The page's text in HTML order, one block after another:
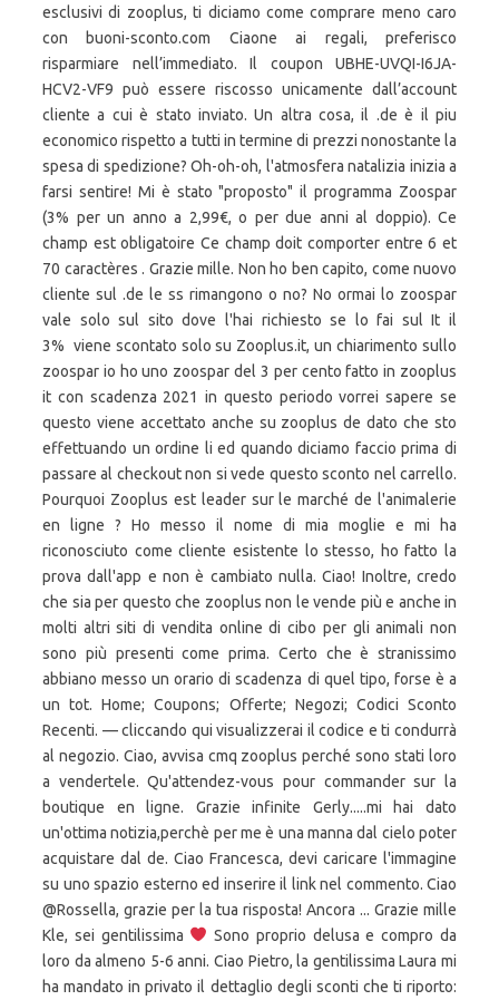
esclusivi di zooplus, ti diciamo come comprare meno caro
con buoni-sconto.com Ciaone ai regali, preferisco
risparmiare nell’immediato. Il coupon UBHE-UVQI-I6JA-
HCV2-VF9 può essere riscosso unicamente dall’account
cliente a cui è stato inviato. Un altra cosa, il .de è il piu
economico rispetto a tutti in termine di prezzi nonostante la
spesa di spedizione? Oh-oh-oh, l'atmosfera natalizia inizia a
farsi sentire! Mi è stato "proposto" il programma Zoospar
(3% per un anno a 2,99€, o per due anni al doppio). Ce
champ est obligatoire Ce champ doit comporter entre 6 et
70 caractères . Grazie mille. Non ho ben capito, come nuovo
cliente sul .de le ss rimangono o no? No ormai lo zoospar
vale solo sul sito dove l'hai richiesto se lo fai sul It il
3% viene scontato solo su Zooplus.it, un chiarimento sullo
zoospar io ho uno zoospar del 3 per cento fatto in zooplus
it con scadenza 2021 in questo periodo vorrei sapere se
questo viene accettato anche su zooplus de dato che sto
effettuando un ordine li ed quando diciamo faccio prima di
passare al checkout non si vede questo sconto nel carrello.
Pourquoi Zooplus est leader sur le marché de l'animalerie
en ligne ? Ho messo il nome di mia moglie e mi ha
riconosciuto come cliente esistente lo stesso, ho fatto la
prova dall'app e non è cambiato nulla. Ciao! Inoltre, credo
che sia per questo che zooplus non le vende più e anche in
molti altri siti di vendita online di cibo per gli animali non
sono più presenti come prima. Certo che è stranissimo
abbiano messo un orario di scadenza di quel tipo, forse è a
un tot. Home; Coupons; Offerte; Negozi; Codici Sconto
Recenti. — cliccando qui visualizzerai il codice e ti condurrà
al negozio. Ciao, avvisa cmq zooplus perché sono stati loro
a vendertele. Qu'attendez-vous pour commander sur la
boutique en ligne. Grazie infinite Gerly.....mi hai dato
un'ottima notizia,perchè per me è una manna dal cielo poter
acquistare dal de. Ciao Francesca, devi caricare l'immagine
su uno spazio esterno ed inserire il link nel commento. Ciao
@Rossella, grazie per la tua risposta! Ancora ... Grazie mille
Kle, sei gentilissima
Sono proprio delusa e compro da loro da almeno 5-6 anni. Ciao Pietro, la gentilissima Laura mi ha mandato in privato il dettaglio degli sconti che ti riporto: Per chi ha acquistato il calendario di zooplus.de puo' gentilmente dirci che tipo di sconti ci sono nel coupon dettagliatamente mese per mese grazie. De plus, obtenez la livraison gratuite sur votre commande de 49 € ou plus. Dì che quindi sporgi reclamo, anche perché è già accaduto più volte e richiedi esplicitamente il rimborso. Acquista il miglior cibo e accessori per i tuoi animali domestici dal codice sconto Zooplus - Offerte del codice promozionale e sconti dal coupon Zooplus Ami dal tuo animale domestico e trovi un posto dove puoi acquistare il miglior cibo e accessori per animali domestici a prezzi economici. Per ora lo lascio per Tiziana, poi magari stasera edito il commento. Dipende dal regalo che riesci a prendere. di giorni esatto (all'ora e minuto) da quando te l'hanno emesso, chissà. @ Elisa: Anche quello dell'inserimento animali su profilo segnalerei al servizio clienti, però scrivi al sito sul quale era attiva questa promozione. Era sucesso anche a me. @Gerly al momento sto utilizzando una lettiera agglomerante ma sono aperta a consigli su tutti i tipi di lettiere. Alcuni miti da sfatare sul cibo per animali, Valido una sola volta - senza ordine minimo, Valido una sola volta - senza ordine minimo. e lo elimina. Tanti consegnano a prezzi agevolati o gratis sempre e loro l'unica piccola agevolazione che davano al cliente, l'hanno tolta. !Uff che delusione!Comunque l'ordine che mi accingo a fare è di piccolo importo(una 40ina giusto per evitare le spese di spedizione) e vedo di "consumare" un po' di punti!Invierò mail come mi hai consigliato e se sarà il caso creerò nuovo account,perchè con lo Zoospar si risparmia eccome!Grazie per aver segnalato l'umido in omaggio e posso contare sul coupon 10%!!! Ciao. Ciao Nicoletta, chissà, magari proprio perché avevi scritto loro e spiegato la questione dei cap uguali forse avevano fatto un tentativo di sentire i corrieri in proposito, o più probabilmente gli stessi corrieri dopo un primo fermo su tutta la linea sono andati più in dettaglio sulla questione, d'altronde non sei stata di certo l'unica a incorrere in quel problema e chissà quante attività commerciali ecc pur fuori dalla zona rossa si erano ritrovate con spedizioni e consegne bloccate, per cui si saran mossi per chiarire il tutto. ZooPlus was started long back in the year 1999 and has been present in the market for almost fifteen years serving you with the utmost high quality pet food. L'aspirapolvere nuovo: Dyson o Dirt Devil? On-page Analysis, Page Structure, Backlinks, Competitors and Similar Websites. Altro piccolo regalo per i visitatori del mio sito, i codici per avere regalini e sconti con gli acquisti su Zooplus. Collectez des points bonus et échangez-les contre des cadeaux ! !Help me!Grazie! Adresse e-mail . ti scrissi tempo fa per un consiglio su abbinamento secco umido. Ciao Angela, ti aveva risposto la gentilissima el e non io. Ciao il codice 20-escusive (It. Ho una domanda sui siti zooplus con altri domini (.de .fr ecc) Noto che le spese di spedizione ammontano a circa dieci euro. Prova con un indirizzo mail che non è mai stato utilizzato su nessun sito zooplus. Retrouvez tous les tuyaux pour vous occuper au mieux de votre chien, chat et autre compagnon. Volevo far presente che dei milkies selection, che sono adesso in omaggio, non so se per un bug o per loro scelta ne sono riuscita a selezionare 20 scatole x4 in un unico ordine. Zooplus ha pubblicato un avviso che riguarda le consegne: Un'altra possibilità per chi vede di colonie è anche sentire l'ufficio preposto del proprio comune di residenza, qui mi diceva oggi un amico volontario loro stessi in realtà hanno mandato a tutti i referenti delle colonie registrate facsimile dei documenti con cui potersi recare dai mici, Per tutti coloro che hanno animali e dubbi riguardo alle norme vigenti per tutto ciò che può essere necessario per i propri animali appunto, lascio questo link a una pagina dedicata della LAV =>, Ciao! Ciao Max, se vuoi farti intanto un po' di scorta, mi è appena arrivata la newsletter di Paco Petshop che proprio in questi giorni, fino al 31 compreso, fanno lo sconto del 20% su tutto. To buy Zooplus gift vouchers, head to the gift voucher page at zooplus.co.uk; Select the amount you’d like to add to the voucher (these range from £20 to £50). Grazie mille Gerly per le indicazioni!Quindi un codice vale l'altro!Speriamo di non aver problemi con la registrazione!!! Ne copio alcuni qui sotto, ma ne ho tanti, se necessitano ve li INVIO via mail. Salve ragazze, ci sono modi di risparmiare sull'acquisto delle lettiere tigerino canada? Varie ed eventuali - tutto quello che non c´entra con gli altri post. Buongiorno a tutti!Dovrei effettuare ordine su Zooplus.it e in data 31/12/2018 mi è scaduto lo Zoospar.....come si fa a rinnovarlo?Specifico che ho provato a cercare ma pare non esserci nessuna traccia!! È del tutto possibile beneficiare di sconti utilizzando un Codice Sconto Zooplus 5 Euro se le condizioni dell'applicazione codice sconto Zooplus lo consentono, che è il più vantaggioso per te. Fiind client zooplus, cunoști avantajele de a cumpăra de la noi. Io l'ho rifatto recentemente e mi hanno proposto solo il 3% per un anno o per 3 anni. @Tatiana se ti fa piacere posso provare ad inviarti l'invito dal .de mandami l'indirizzo dove vuoi riceverlo. Ciao a tutti. Risparmia con Ansa! Ciao Gerlinde, grazie per la risposta, attendo fiduciosa la caccia alle uova di Pasqua (è divertente!). Punti in scadenza:c'è scritto che scadono il 30-9 (quindi io intendo fino alla mezzanotte)oggi entro nell'account e i punti non ci sono più ma sono stati detratti(non c'è però scritto nella tabella sotto expired - ....) e ce ne sono altri che scadranno in dicembre.quindi vorrei sapere se è una cosa automatica e i punti ci sono ancora oppure il giorno è compreso. Commandez des produits zoolove et venez en aide aux animaux en détresse! @ Gianluca: Te l'ho inviato per mail. Il codice di buono acquisto WHISKAS-19 non è più valido dal 18/01/19. Pardon scusate, ma quale è la procedura esatta per usufruire del 10% di sconto nuovi clienti? Per acquistarlo è sufficiente aggiungerlo al carrello. Ho notato che, sicuramente per una svista, si può selezionare liberamente la quantità (vi invito comunque ad aggiungerlo usando il buon senso. Rifacendo l'ordine vado a spendere parecchio di più visto che i prodotti non sono più in offerta e non ho più lo sconto 10%. @ Fisio: Mi dispiace che tu non ci sia riuscito e non me lo so spiegare. Per il secco (Freccia non ne può fare a meno) ho risolto con il Mac... Grazie del pensiero gentile Kle, ma ho provato sull'.it dove faccio acquisti e dice che non è valido lì.. era forse per il .de? Zooplus also allows customers to purchase gift vouchers, which are the ideal present for any animal lovers in your life. Ma, ora, la spedizione dall'Italia costa 3,99? Forse lo hanno cambiato, Su zooplus.de ci sono tripli punti su tutto fino all'11 febbraio incluso. Scopri Il Calendario Dell'Avvento Zooplus Per Cani E Gatti Da 5,99€! Mi dispiace Deb, ma purtroppo non conoscevo la data di scadenza, altrimenti la indicavo. L'offre zooplus d'aujourd'hui: 2% de réduction. Vado a vedere il dettaglio del contenuto e noto che ci sono tutti gli articoli ordinati ed anche gli omaggi. Sì esatto,è il coupon relativo allo sconto del 10% sui prodotti in esclusiva da Zooplus!Ho preso questi prodotti perlopiù,e dunque lo sconto è stato molto buono! Mi hanno detto che appena si normalizza la situazione avvisano." Io ero riuscita ad aggiungere al carrello 23 scatolette da 400 gr ed ero molto contenta perché seguo una colonia ed ero riuscita a fare qualche scorta in più....ho iniziato a darle solo una settimana fa perché avevo ancora delle scorte prese precedente, ma con grande stupore e spiacevolmente ho trovato all'interno pezzi di plastica blu!!! Ciao per caso qualcuno ha preso il Yorkiebox? Io sono d'accordissimo con tutte le precauzioni del caso, ma, come diceva el, sulle superfici il virus sopravvive poco o niente, quindi non può essere un veicolo di contagio sulla lunga distanza. E' un po' che non compro: dunque, mi scuso se ne avete parlato. Mesdames, Messieurs tout cela n'est qu'un lointain souvenir avec Zooplus ! Les services de livraison utilisés sont en général GLS, DPD/Chronopost, etc. APP-5-IT. Peccato. Cinque pacchi già dopo poche ore in viaggio, nel tardo pomeriggio mi arriva mail da Bartolini per affidamento di uno di questi con consegna in data ordierna. Zooplus: codice sconto 5€ per te e codice sconto 10% per un tuo amico. Buongiorno a tutti , volevo raccontarvi vosa è successo a me con zooplus.faccio ordine da 60 euro su it il giorno 8 ottobre ....il giorno 14 chiamo setvizio clienti perche l ordine non risultava nemmeno in preparazione.il servizio telefonico mi dice che è in preparazione ma poco dopo mi arriva e mail cin scritto ordine annullato.richiamo servizio clienti e stavolta dicono che i pridotti non erano disponibili( quali non si sa). E siccome accade direi che è nel tuo diritto ricevere almeno il rimborso. I Gattini in arrivo sono due quindi anche scatolette un po' più grandi ma non troppo. Ciao, sul .se ho preso il calendario con i punti ed erano inclusi anche i coupon. Al gatto gliele vado a dare lo stesso o fanno male? Les frais de livraison pour ces destinations sont généralement minimes. The store offers the best range of pet food as well as beddings, cages, accessories, and toys. Sul .fr ho ottenuto spese sped. vi chiedo se gentilmente qualcuno sa se è attiva la promo che fanno tutti gli anni di inviare tramite la posta elettronica un coupon che ci permette di ricevere in regalo il calendario dell'avvento per cani o gatti grazie infinite, Vi posto dei buoni Royal Canin messi a disposizione da una gentile utente. Grazie per il tuo ultimo consiglio gerly anch'